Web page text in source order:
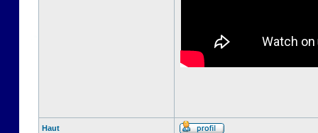
Haut